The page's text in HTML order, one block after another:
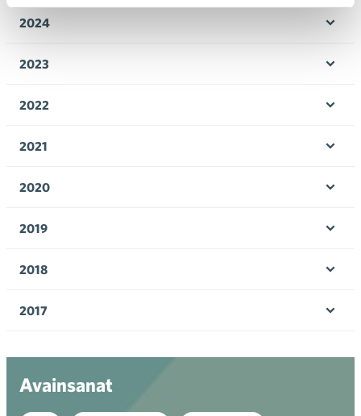
2024
2023
2022
2021
2020
2019
2018
2017
Avainsanat